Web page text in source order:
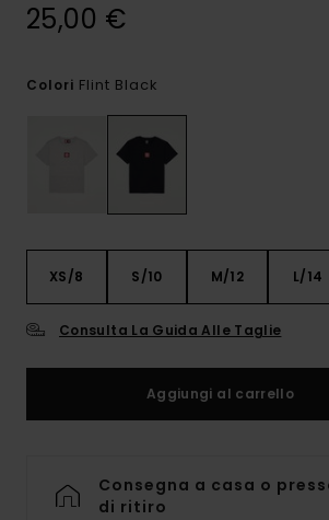
25,00 €
Colori Flint Black
XS/8 S/10 M/12 L/14
Consulta La Guida Alle Taglie
Aggiungi al carrello
Consegna a casa o
di ritiro